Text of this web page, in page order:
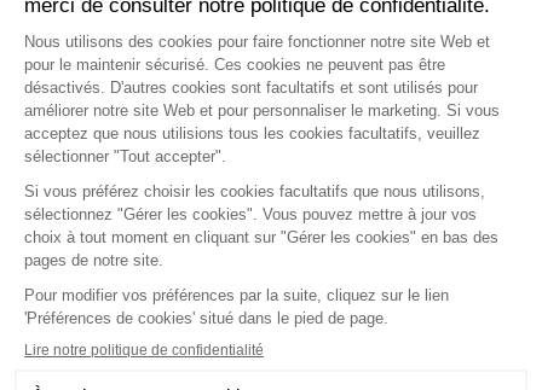
Carrières
EN FR